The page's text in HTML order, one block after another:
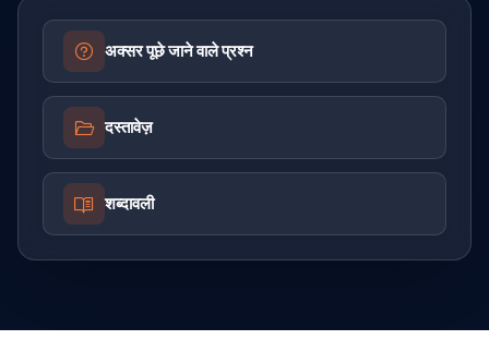
अक्सर पूछे जाने वाले प्रश्न
दस्तावेज़
शब्दावली